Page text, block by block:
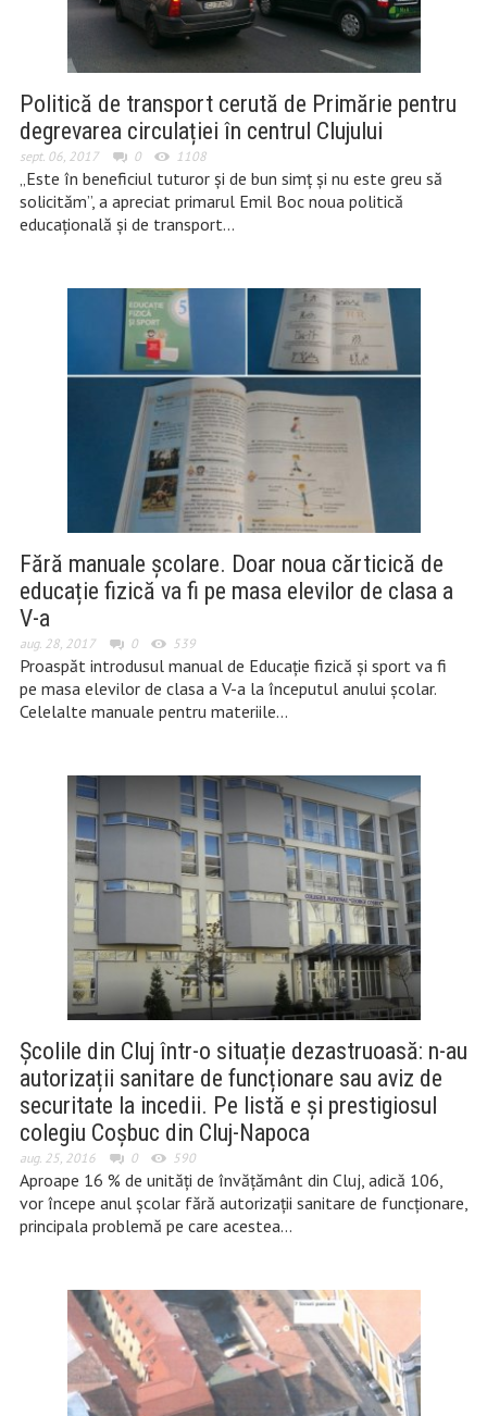
Politică de transport cerută de Primărie pentru
degrevarea circulației în centrul Clujului
sept. 06, 2017 0 1108
„Este în beneficiul tuturor și de bun simț și nu este greu să
solicităm”, a apreciat primarul Emil Boc noua politică
educațională și de transport…
Fără manuale școlare. Doar noua cărticică de
educație fizică va fi pe masa elevilor de clasa a
V-a
aug. 28, 2017 0 539
Proaspăt introdusul manual de Educație fizică și sport va fi
pe masa elevilor de clasa a V-a la începutul anului școlar.
Celelalte manuale pentru materiile…
Școlile din Cluj într-o situație dezastruoasă: n-au
autorizații sanitare de funcționare sau aviz de
securitate la incedii. Pe listă e și prestigiosul
colegiu Coșbuc din Cluj-Napoca
aug. 25, 2016 0 590
Aproape 16 % de unităţi de învăţământ din Cluj, adică 106,
vor începe anul şcolar fără autorizaţii sanitare de funcţionare,
principala problemă pe care acestea…